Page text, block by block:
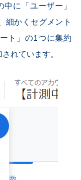
に「ユーザー」
細かくセグメント
ト」の1つに集約
れています。